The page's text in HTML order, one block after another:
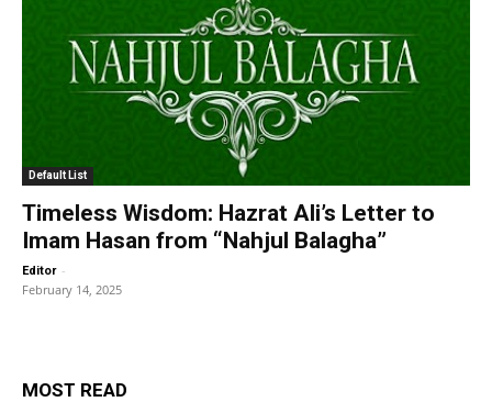
Default List
Timeless Wisdom: Hazrat Ali’s Letter to
Imam Hasan from “Nahjul Balagha”
Editor -
February 14, 2025
MOST READ